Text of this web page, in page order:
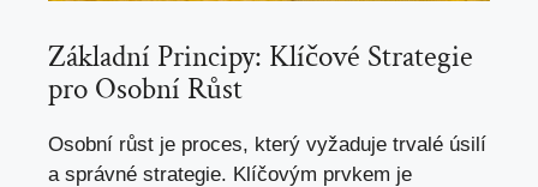
Základní Principy: Klíčové Strategie ​
pro Osobní Růst
Osobní růst‍ je proces, ⁢který vyžaduje trvalé úsilí
a správné strategie. Klíčovým prvkem je